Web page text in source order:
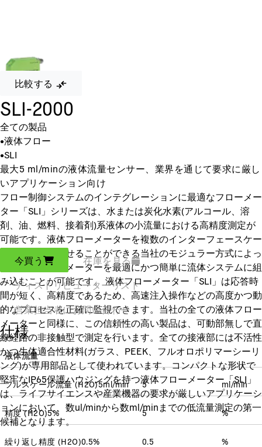
比較する
SLI-2000
全ての製品
•液体フロー
•SLI
最大5 ml/minの液体流量センサー、業界を通じて要求に厳し
いアプリケーション向け
フロー制御システムのインテグレーションに最適なフローメー
ター「SLI」シリーズは、水または炭化水素(アルコール、溶
剤、油、燃料、接着剤)系液体の小流量における高精度測定が
可能です。液体フローメーターを複数のインターフェースケー
ブルと組み合わせることができる当社のモジュラー方式によっ
て、液体フローメーターを最適にかつ簡単に流体システムに組
み込むことが可能です。 液体フローメーター「SLI」は応答時
間が短く、高精度であるため、高速注入操作などの高度かつ動
的なプロセスを正確に監視できます。当社の全ての液体フロー
メーターと同様に、この信頼性の高い製品は、可動部無しで直
線経路の非接触型で測定を行います。全ての接液部には不活性
かつ生体適合性材料(ガラス、PEEK、フルオロポリマーシーリ
ング)が専用部品として使われています。コンパクトな形状で
堅牢なIP65保護ハウジングを持つ液体フローメーター「SLI」
は、ライフサイエンスや産業機器の要求が厳しいアプリケーシ
ョンにおいて、数ul/minから数ml/minまでの低流量測定の第一
候補となります。
今買う 在庫を見る
ディストリビューターリスト
営業担当者にお問い合わせ
仕様
液体流量
フルスケール流量(H2O)5ml/min 5 ml/min
精度(H2O)5% 5 %
繰り返し精度 (H2O)0.5% 0.5 %